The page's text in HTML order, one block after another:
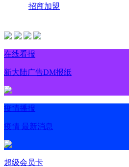
招商加盟
在线看报
新大陆广告DM报纸
疫情播报
疫情 最新消息
超级会员卡